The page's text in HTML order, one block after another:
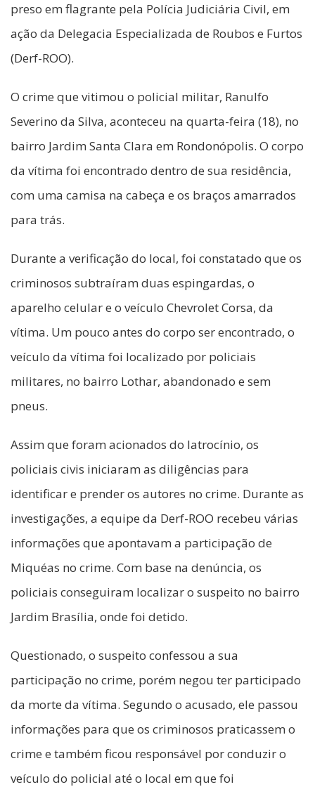
preso em flagrante pela Polícia Judiciária Civil, em
ação da Delegacia Especializada de Roubos e Furtos
(Derf-ROO).
O crime que vitimou o policial militar, Ranulfo
Severino da Silva, aconteceu na quarta-feira (18), no
bairro Jardim Santa Clara em Rondonópolis. O corpo
da vítima foi encontrado dentro de sua residência,
com uma camisa na cabeça e os braços amarrados
para trás.
Durante a verificação do local, foi constatado que os
criminosos subtraíram duas espingardas, o
aparelho celular e o veículo Chevrolet Corsa, da
vítima. Um pouco antes do corpo ser encontrado, o
veículo da vítima foi localizado por policiais
militares, no bairro Lothar, abandonado e sem
pneus.
Assim que foram acionados do latrocínio, os
policiais civis iniciaram as diligências para
identificar e prender os autores no crime. Durante as
investigações, a equipe da Derf-ROO recebeu várias
informações que apontavam a participação de
Miquéas no crime. Com base na denúncia, os
policiais conseguiram localizar o suspeito no bairro
Jardim Brasília, onde foi detido.
Questionado, o suspeito confessou a sua
participação no crime, porém negou ter participado
da morte da vítima. Segundo o acusado, ele passou
informações para que os criminosos praticassem o
crime e também ficou responsável por conduzir o
veículo do policial até o local em que foi